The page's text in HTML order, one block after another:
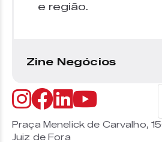
e região.
Zine Negócios
Praça Menelick de Carvalho,
Juiz de Fora